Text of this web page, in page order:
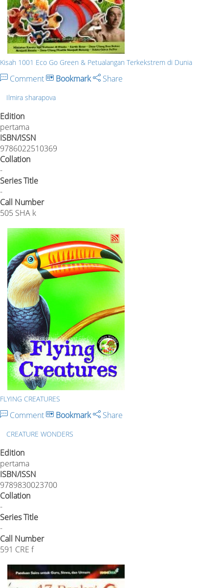
Kisah 1001 Eco Go Green & Petualangan Terkekstrem di Dunia
Comment Bookmark Share
Ilmira sharapova
Edition
pertama
ISBN/ISSN
9786022510369
Collation
-
Series Title
-
Call Number
505 SHA k
FLYING CREATURES
Comment Bookmark Share
CREATURE WONDERS
Edition
pertama
ISBN/ISSN
9789830023700
Collation
-
Series Title
-
Call Number
591 CRE f